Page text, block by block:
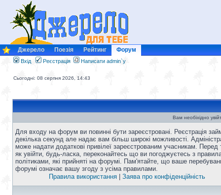
Джерело Поезія Рейтинг Форум
Вхід Реєстрація Написати admin`у
Сьогодні: 08 серпня 2026, 14:43
Вам необіхідно
Для входу на форум ви повинні бути зареєстровані. Реєстрація
декілька секунд але надає вам більш широкі можливості.
може надати додаткові привілеї зареєстрованим учасникам. Перед
як увійти, будь-ласка, переконайтесь що ви погоджуєтесь з
політиками, які прийняті на форумі. Пам'ятайте, що ваше
форумі означає вашу згоду з усіма правилами.
Правила використання
Заява про конфіденційність